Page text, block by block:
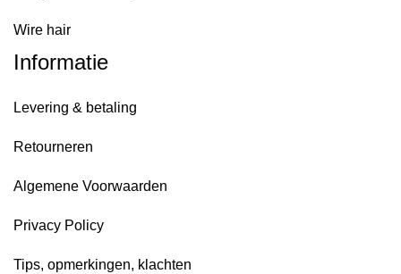
Wire hair
Informatie
Levering & betaling
Retourneren
Algemene Voorwaarden
Privacy Policy
Tips, opmerkingen, klachten